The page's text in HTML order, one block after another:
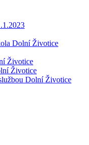
Dolní Životice
Životice
Životice
Dolní Životice